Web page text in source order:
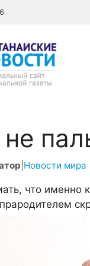
не
Новости мира
что именно